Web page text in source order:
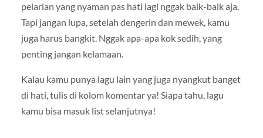
pelarian yang nyaman pas hati lagi nggak baik-baik aja.
Tapi jangan lupa, setelah dengerin dan mewek, kamu
juga harus bangkit. Nggak apa-apa kok sedih, yang
penting jangan kelamaan.
Kalau kamu punya lagu lain yang juga nyangkut banget
di hati, tulis di kolom komentar ya! Siapa tahu, lagu
kamu bisa masuk list selanjutnya!